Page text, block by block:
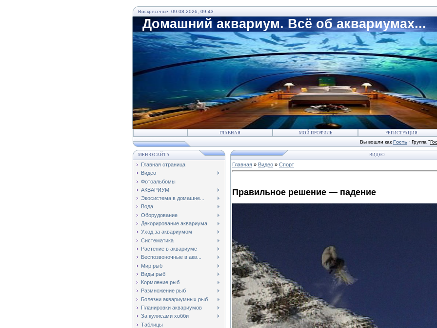
Воскресенье, 09.08.2026, 09:43
Домашний аквариум. Всё об аквариумах...
ГЛАВНАЯ МОЙ ПРОФИЛЬ РЕГИСТРАЦИЯ
Вы вошли как Гость · Группа "
МЕНЮ САЙТА
Главная страница
Видео
Фотоальбомы
АКВАРИУМ
Экосистема в домашне...
Вода
Оборудование
Декорирование аквариума
Уход за аквариумом
Систематика
Растение в аквариуме
Беспозвоночные в акв...
Мир рыб
Виды рыб
Кормление рыб
Размножение рыб
Болезни аквариумных рыб
Планировки аквариумов
За кулисами хобби
Таблицы
ВИДЕО
Главная » Видео » Спорт
Правильное решение — падение